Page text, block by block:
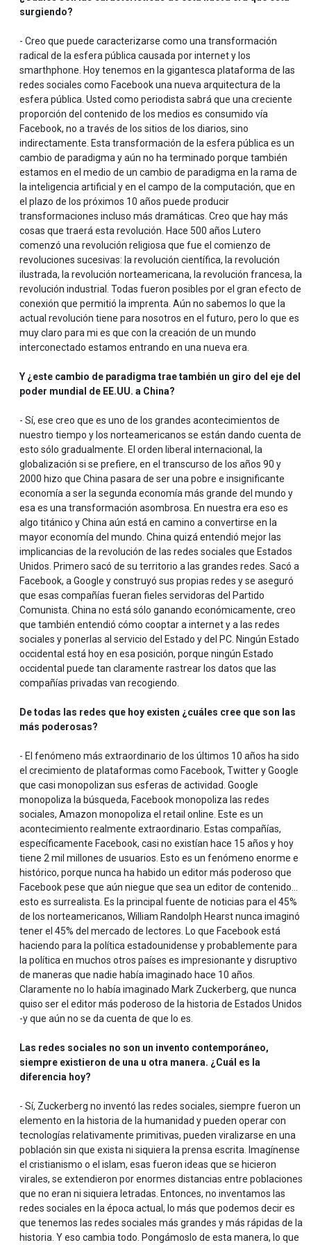
surgiendo?
- Creo que puede caracterizarse como una transformación
radical de la esfera pública causada por internet y los
smarthphone. Hoy tenemos en la gigantesca plataforma de las
redes sociales como Facebook una nueva arquitectura de la
esfera pública. Usted como periodista sabrá que una creciente
proporción del contenido de los medios es consumido vía
Facebook, no a través de los sitios de los diarios, sino
indirectamente. Esta transformación de la esfera pública es un
cambio de paradigma y aún no ha terminado porque también
estamos en el medio de un cambio de paradigma en la rama de
la inteligencia artificial y en el campo de la computación, que en
el plazo de los próximos 10 años puede producir
transformaciones incluso más dramáticas. Creo que hay más
cosas que traerá esta revolución. Hace 500 años Lutero
comenzó una revolución religiosa que fue el comienzo de
revoluciones sucesivas: la revolución científica, la revolución
ilustrada, la revolución norteamericana, la revolución francesa, la
revolución industrial. Todas fueron posibles por el gran efecto de
conexión que permitió la imprenta. Aún no sabemos lo que la
actual revolución tiene para nosotros en el futuro, pero lo que es
muy claro para mi es que con la creación de un mundo
interconectado estamos entrando en una nueva era.
Y ¿este cambio de paradigma trae también un giro del eje del
poder mundial de EE.UU. a China?
- Sí, ese creo que es uno de los grandes acontecimientos de
nuestro tiempo y los norteamericanos se están dando cuenta de
esto sólo gradualmente. El orden liberal internacional, la
globalización si se prefiere, en el transcurso de los años 90 y
2000 hizo que China pasara de ser una pobre e insignificante
economía a ser la segunda economía más grande del mundo y
esa es una transformación asombrosa. En nuestra era eso es
algo titánico y China aún está en camino a convertirse en la
mayor economía del mundo. China quizá entendió mejor las
implicancias de la revolución de las redes sociales que Estados
Unidos. Primero sacó de su territorio a las grandes redes. Sacó a
Facebook, a Google y construyó sus propias redes y se aseguró
que esas compañías fueran fieles servidoras del Partido
Comunista. China no está sólo ganando económicamente, creo
que también entendió cómo cooptar a internet y a las redes
sociales y ponerlas al servicio del Estado y del PC. Ningún Estado
occidental está hoy en esa posición, porque ningún Estado
occidental puede tan claramente rastrear los datos que las
compañías privadas van recogiendo.
De todas las redes que hoy existen ¿cuáles cree que son las
más poderosas?
- El fenómeno más extraordinario de los últimos 10 años ha sido
el crecimiento de plataformas como Facebook, Twitter y Google
que casi monopolizan sus esferas de actividad. Google
monopoliza la búsqueda, Facebook monopoliza las redes
sociales, Amazon monopoliza el retail online. Este es un
acontecimiento realmente extraordinario. Estas compañías,
específicamente Facebook, casi no existían hace 15 años y hoy
tiene 2 mil millones de usuarios. Esto es un fenómeno enorme e
histórico, porque nunca ha habido un editor más poderoso que
Facebook pese que aún niegue que sea un editor de contenido…
esto es surrealista. Es la principal fuente de noticias para el 45%
de los norteamericanos, William Randolph Hearst nunca imaginó
tener el 45% del mercado de lectores. Lo que Facebook está
haciendo para la política estadounidense y probablemente para
la política en muchos otros países es impresionante y disruptivo
de maneras que nadie había imaginado hace 10 años.
Claramente no lo había imaginado Mark Zuckerberg, que nunca
quiso ser el editor más poderoso de la historia de Estados Unidos
-y que aún no se da cuenta de que lo es.
Las redes sociales no son un invento contemporáneo,
siempre existieron de una u otra manera. ¿Cuál es la
diferencia hoy?
- Sí, Zuckerberg no inventó las redes sociales, siempre fueron un
elemento en la historia de la humanidad y pueden operar con
tecnologías relativamente primitivas, pueden viralizarse en una
población sin que exista ni siquiera la prensa escrita. Imagínense
el cristianismo o el islam, esas fueron ideas que se hicieron
virales, se extendieron por enormes distancias entre poblaciones
que no eran ni siquiera letradas. Entonces, no inventamos las
redes sociales en la época actual, lo más que podemos decir es
que tenemos las redes sociales más grandes y más rápidas de la
historia. Y eso cambia todo. Pongámoslo de esta manera, lo que